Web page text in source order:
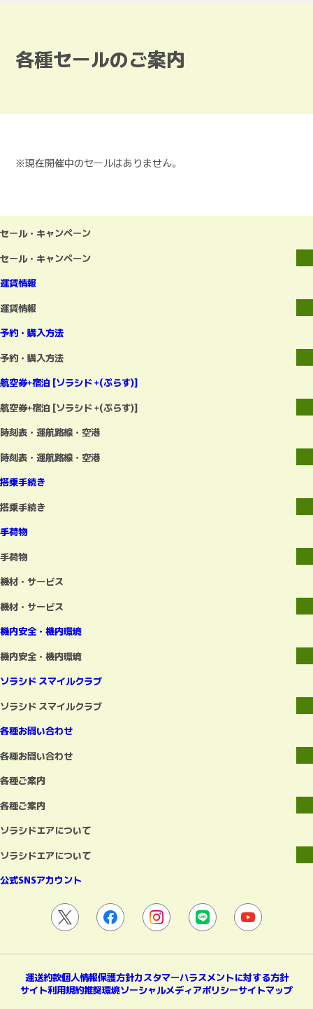
各種セールのご案内
※現在開催中のセールはありません。
セール・キャンペーン
セール・キャンペーン
運賃情報
運賃情報
予約・購入方法
予約・購入方法
航空券+宿泊 [ソラシド +(ぷらす)]
航空券+宿泊 [ソラシド +(ぷらす)]
時刻表・運航路線・空港
時刻表・運航路線・空港
搭乗手続き
搭乗手続き
手荷物
手荷物
機材・サービス
機材・サービス
機内安全・機内環境
機内安全・機内環境
ソラシド スマイルクラブ
ソラシド スマイルクラブ
各種お問い合わせ
各種お問い合わせ
各種ご案内
各種ご案内
ソラシドエアについて
ソラシドエアについて
公式SNSアカウント
運送約款個人情報保護方針カスタマーハラスメントに対する方針
サイト利用規約推奨環境ソーシャルメディアポリシーサイトマップ